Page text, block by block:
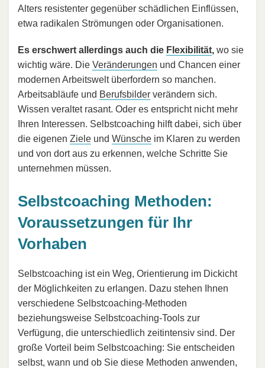
Alters resistenter gegenüber schädlichen Einflüssen,
etwa radikalen Strömungen oder Organisationen.
Es erschwert allerdings auch die Flexibilität, wo sie
wichtig wäre. Die Veränderungen und Chancen einer
modernen Arbeitswelt überfordern so manchen.
Arbeitsabläufe und Berufsbilder verändern sich.
Wissen veraltet rasant. Oder es entspricht nicht mehr
Ihren Interessen. Selbstcoaching hilft dabei, sich über
die eigenen Ziele und Wünsche im Klaren zu werden
und von dort aus zu erkennen, welche Schritte Sie
unternehmen müssen.
Selbstcoaching Methoden:
Voraussetzungen für Ihr
Vorhaben
Selbstcoaching ist ein Weg, Orientierung im Dickicht
der Möglichkeiten zu erlangen. Dazu stehen Ihnen
verschiedene Selbstcoaching-Methoden
beziehungsweise Selbstcoaching-Tools zur
Verfügung, die unterschiedlich zeitintensiv sind. Der
große Vorteil beim Selbstcoaching: Sie entscheiden
selbst, wann und ob Sie diese Methoden anwenden,